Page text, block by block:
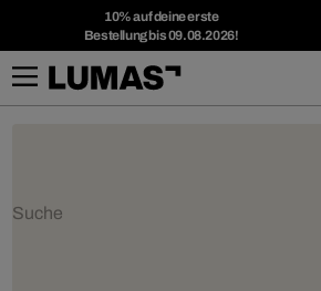
10% auf deine erste
Bestellung bis 09.08.2026!